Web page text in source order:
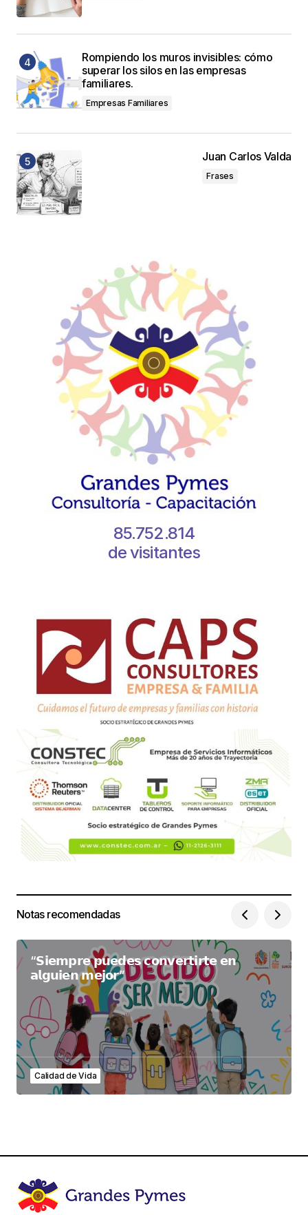
Rompiendo los muros invisibles: cómo
superar los silos en las empresas
familiares.
Empresas Familiares
Juan Carlos Valda
Frases
85.752.814
de visitantes
Notas recomendadas
“𝗦𝗶𝗲𝗺𝗽𝗿𝗲 𝗽𝘂𝗲𝗱𝗲𝘀 𝗰𝗼𝗻𝘃𝗲𝗿𝘁𝗶𝗿𝘁𝗲 𝗲𝗻
𝗮𝗹𝗴𝘂𝗶𝗲𝗻 𝗺𝗲𝗷𝗼𝗿”
Calidad de Vida